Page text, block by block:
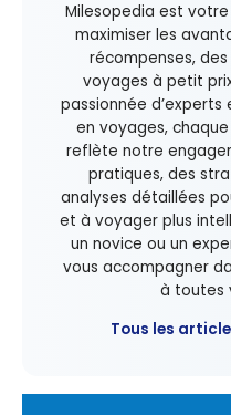
Milesopedia est
maximiser les
récompenses,
voyages à petit
passionnée
en voyages,
reflète notre
pratiques, des
analyses détaillées
et à voyager plus
un novice ou un
vous accompagner
à toutes
Tous les